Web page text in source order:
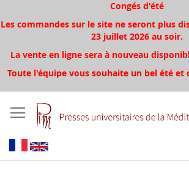
Congés d'été
Les commandes sur le site ne seront plus
23 juillet 2026 au soir.
La vente en ligne sera à nouveau
Toute l'équipe vous souhaite un bel été et